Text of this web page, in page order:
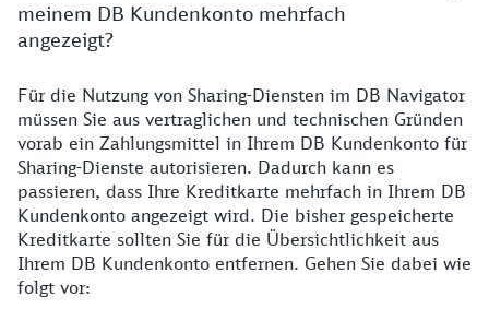
meinem DB Kundenkonto mehrfach
angezeigt?
Für die Nutzung von Sharing-Diensten im DB Navigator
müssen Sie aus vertraglichen und technischen Gründen
vorab ein Zahlungsmittel in Ihrem DB Kundenkonto für
Sharing-Dienste autorisieren. Dadurch kann es
passieren, dass Ihre Kreditkarte mehrfach in Ihrem DB
Kundenkonto angezeigt wird. Die bisher gespeicherte
Kreditkarte sollten Sie für die Übersichtlichkeit aus
Ihrem DB Kundenkonto entfernen. Gehen Sie dabei wie
folgt vor: